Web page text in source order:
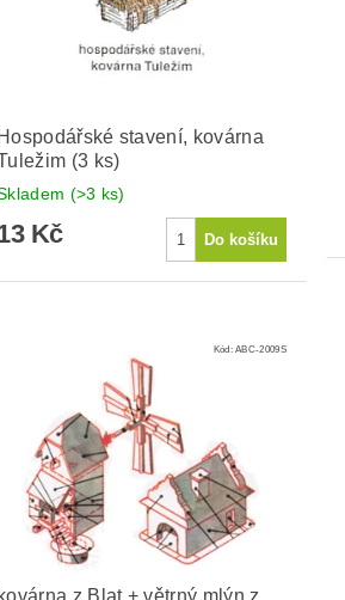
Hospodářské stavení, kovárna
(3 ks)
(>3 ks)
Kč
Kód:ABC-2009S